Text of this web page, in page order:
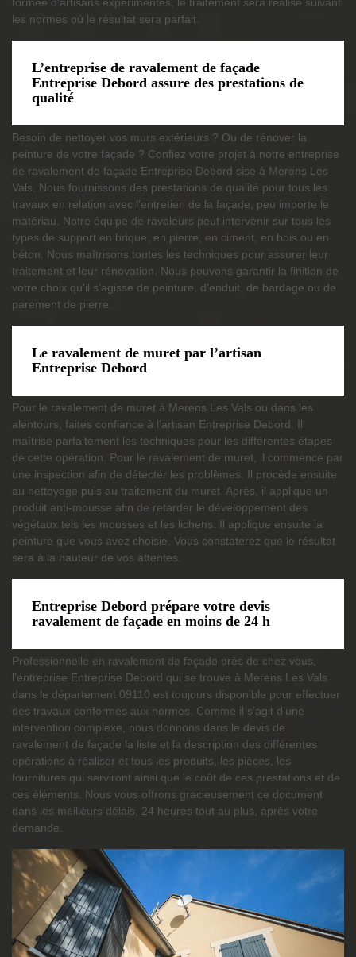
les normes où le résultat sera parfait.
L’entreprise de ravalement de façade
Entreprise Debord assure des prestations de
qualité
Besoin de nettoyer vos murs extérieurs ? Ou de rénover la
peinture de votre façade ? Confiez votre projet à notre entreprise
de ravalement de façade Entreprise Debord sise à Merens Les
Vals. Nous fournissons des prestations de qualité pour tous les
travaux en relation avec l’entretien de la façade, peu importe le
matériau. Notre équipe de ravaleurs peut intervenir sur tous les
types de support en brique, en pierre, en ciment, en bois ou en
béton. Nous maîtrisons toutes les techniques pour assurer leur
traitement et leur rénovation. Nous pouvons garantir la finition de
votre choix qu'il s’agisse de peinture, d’enduit, de bardage ou de
parement de pierre.
Le ravalement de muret par l’artisan
Entreprise Debord
Pour le ravalement de muret à Merens Les Vals ou dans les
alentours, faites confiance à l’artisan Entreprise Debord. Il
maîtrise parfaitement les techniques pour les différentes étapes
de cette opération. Pour le ravalement de muret, il commence par
une inspection afin de détecter les problèmes. Il procède ensuite
au nettoyage puis au traitement du muret. Après, il applique un
produit anti-mousse afin de retarder le développement des
végétaux tels les mousses et les lichens. Il applique ensuite la
peinture que vous avez choisie. Vous constaterez que le résultat
sera à la hauteur de vos attentes.
Entreprise Debord prépare votre devis
ravalement de façade en moins de 24 h
Professionnelle en ravalement de façade près de chez vous,
l’entreprise Entreprise Debord qui se trouve à Merens Les Vals
dans le département 09110 est toujours disponible pour effectuer
des travaux conformes aux normes. Comme il s’agit d’une
intervention complexe, nous donnons dans le devis de
ravalement de façade la liste et la description des différentes
opérations à réaliser et tous les produits, les pièces, les
fournitures qui serviront ainsi que le coût de ces prestations et de
ces éléments. Nous vous offrons gracieusement ce document
dans les meilleurs délais, 24 heures tout au plus, après votre
demande.